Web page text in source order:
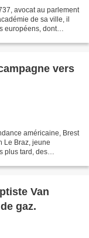
avocat au parlement
de sa ville, il
européens, dont
vers
américaine, Brest
Le Braz, jeune
plus tard, des
Van
gaz.